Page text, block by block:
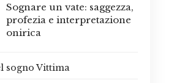
Sognare un vate: saggezza,
profezia e interpretazione
onirica
sogno Vittima